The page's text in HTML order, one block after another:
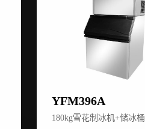
YFM396A
180kg雪花制冰机+储冰桶